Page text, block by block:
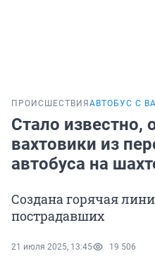
ПРОИСШЕСТВИЯ АВТОБУС С
Стало известно,
вахтовики из
автобуса на
Создана горячая
пострадавших
21 июля 2025, 13:45 19 506